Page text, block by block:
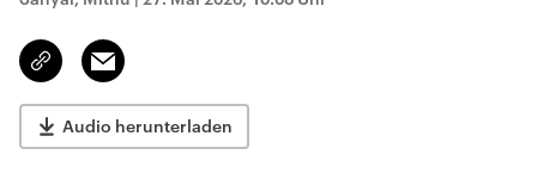
Link
kopieren/teilen
Email
Audio herunterladen